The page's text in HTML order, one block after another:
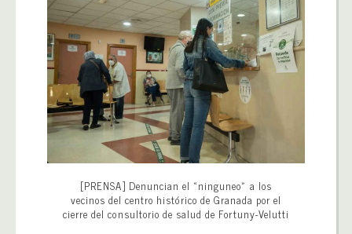
[PRENSA] Denuncian el «ninguneo» a los
vecinos del centro histórico de Granada por el
cierre del consultorio de salud de Fortuny-Velutti